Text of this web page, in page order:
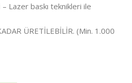
– Lazer baskı teknikleri ile
ÜRETİLEBİLİR. (Min. 1.000